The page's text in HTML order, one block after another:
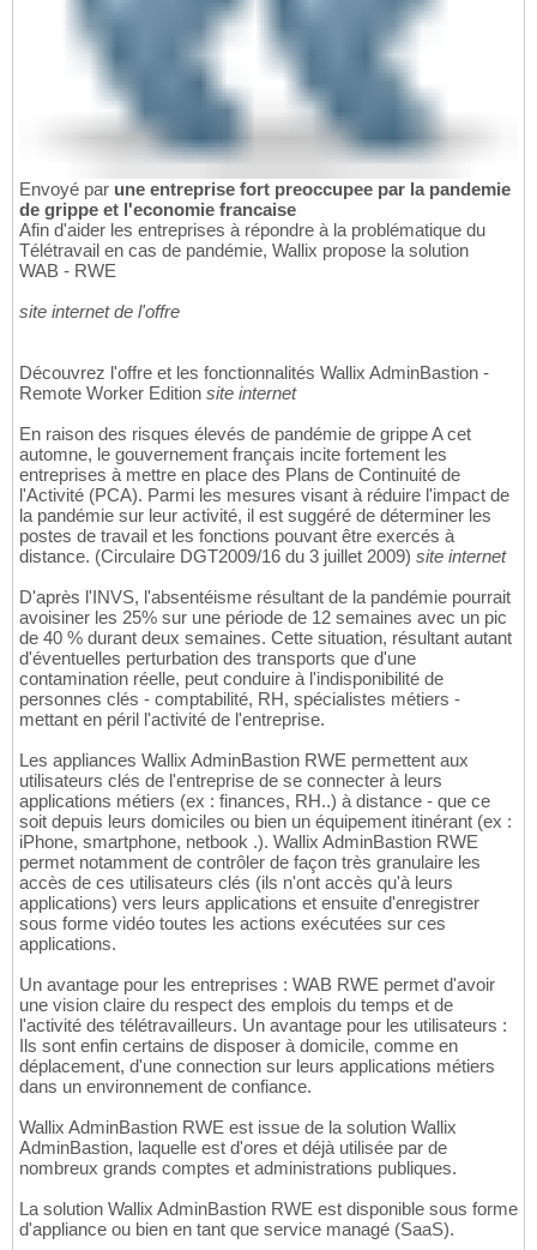
Envoyé par une entreprise fort preoccupee par la pandemie
de grippe et l'economie francaise
Afin d'aider les entreprises à répondre à la problématique du
Télétravail en cas de pandémie, Wallix propose la solution
WAB - RWE
site internet de l'offre
Découvrez l'offre et les fonctionnalités Wallix AdminBastion -
Remote Worker Edition site internet
En raison des risques élevés de pandémie de grippe A cet
automne, le gouvernement français incite fortement les
entreprises à mettre en place des Plans de Continuité de
l'Activité (PCA). Parmi les mesures visant à réduire l'impact de
la pandémie sur leur activité, il est suggéré de déterminer les
postes de travail et les fonctions pouvant être exercés à
distance. (Circulaire DGT2009/16 du 3 juillet 2009) site internet
D'après l'INVS, l'absentéisme résultant de la pandémie pourrait
avoisiner les 25% sur une période de 12 semaines avec un pic
de 40 % durant deux semaines. Cette situation, résultant autant
d'éventuelles perturbation des transports que d'une
contamination réelle, peut conduire à l'indisponibilité de
personnes clés - comptabilité, RH, spécialistes métiers -
mettant en péril l'activité de l'entreprise.
Les appliances Wallix AdminBastion RWE permettent aux
utilisateurs clés de l'entreprise de se connecter à leurs
applications métiers (ex : finances, RH..) à distance - que ce
soit depuis leurs domiciles ou bien un équipement itinérant (ex :
iPhone, smartphone, netbook .). Wallix AdminBastion RWE
permet notamment de contrôler de façon très granulaire les
accès de ces utilisateurs clés (ils n'ont accès qu'à leurs
applications) vers leurs applications et ensuite d'enregistrer
sous forme vidéo toutes les actions exécutées sur ces
applications.
Un avantage pour les entreprises : WAB RWE permet d'avoir
une vision claire du respect des emplois du temps et de
l'activité des télétravailleurs. Un avantage pour les utilisateurs :
Ils sont enfin certains de disposer à domicile, comme en
déplacement, d'une connection sur leurs applications métiers
dans un environnement de confiance.
Wallix AdminBastion RWE est issue de la solution Wallix
AdminBastion, laquelle est d'ores et déjà utilisée par de
nombreux grands comptes et administrations publiques.
La solution Wallix AdminBastion RWE est disponible sous forme
d'appliance ou bien en tant que service managé (SaaS).